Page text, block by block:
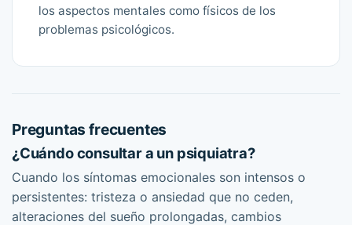
los aspectos mentales como físicos de los
problemas psicológicos.
Preguntas frecuentes
¿Cuándo consultar a un psiquiatra?
Cuando los síntomas emocionales son intensos o
persistentes: tristeza o ansiedad que no ceden,
alteraciones del sueño prolongadas, cambios